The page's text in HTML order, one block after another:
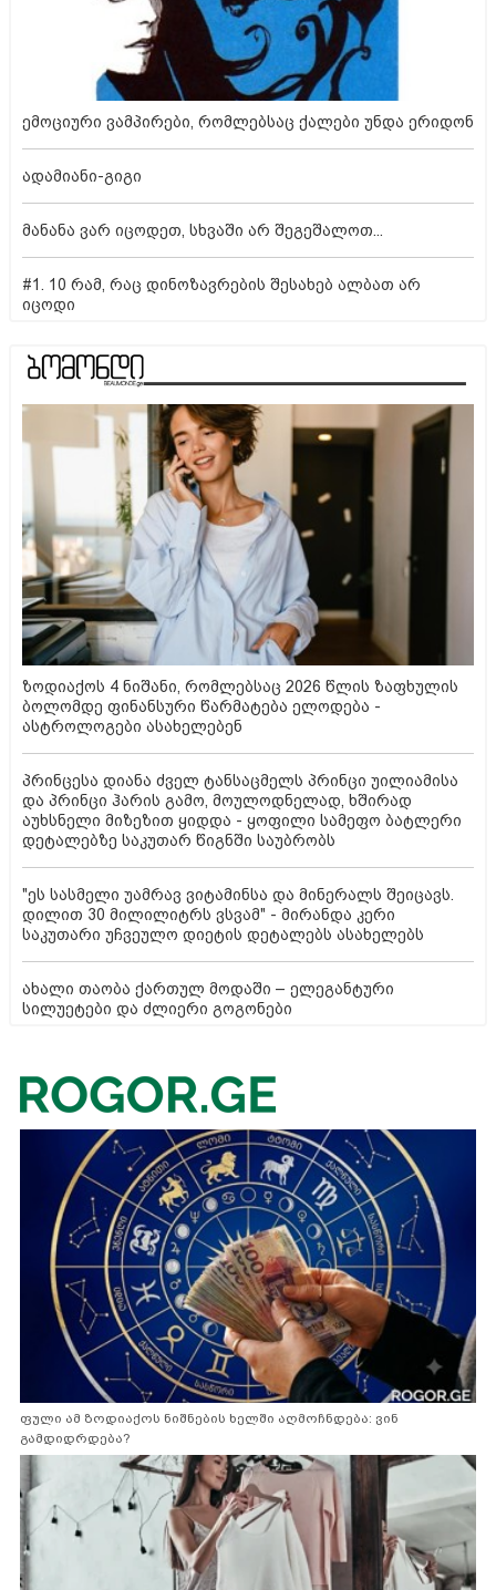
ემოციური ვამპირები, რომლებსაც ქალები უნდა ერიდონ
ადამიანი-გიგი
მანანა ვარ იცოდეთ, სხვაში არ შეგეშალოთ...
#1. 10 რამ, რაც დინოზავრების შესახებ ალბათ არ
იცოდი
ზოდიაქოს 4 ნიშანი, რომლებსაც 2026 წლის ზაფხულის
ბოლომდე ფინანსური წარმატება ელოდება -
ასტროლოგები ასახელებენ
პრინცესა დიანა ძველ ტანსაცმელს პრინცი უილიამისა
და პრინცი ჰარის გამო, მოულოდნელად, ხშირად
აუხსნელი მიზეზით ყიდდა - ყოფილი სამეფო ბატლერი
დეტალებზე საკუთარ წიგნში საუბრობს
"ეს სასმელი უამრავ ვიტამინსა და მინერალს შეიცავს.
დილით 30 მილილიტრს ვსვამ" - მირანდა კერი
საკუთარი უჩვეულო დიეტის დეტალებს ასახელებს
ახალი თაობა ქართულ მოდაში – ელეგანტური
სილუეტები და ძლიერი გოგონები
ფული ამ ზოდიაქოს ნიშნების ხელში აღმოჩნდება: ვინ
გამდიდრდება?